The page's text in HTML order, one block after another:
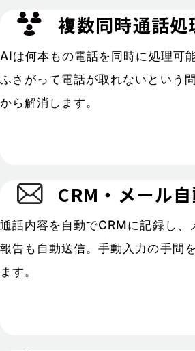
複数同時通話処
AIは何本もの電話を同時に処理可
ふさがって電話が取れないという
から解消します。
CRM・メール
通話内容を自動でCRMに記録し、
報告も自動送信。手動入力の手間
ます。